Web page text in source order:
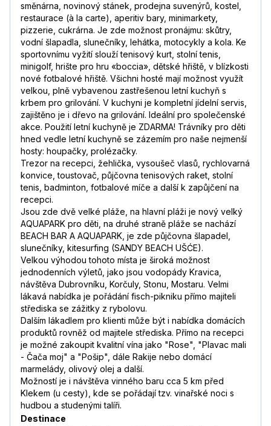
směnárna, novinový stánek, prodejna suvenýrů, kostel,
restaurace (à la carte), aperitiv bary, minimarkety,
pizzerie, cukrárna. Je zde možnost pronájmu: skůtry,
vodní šlapadla, slunečníky, lehátka, motocykly a kola. Ke
sportovnímu vyžití slouží tenisový kurt, stolní tenis,
minigolf, hrište pro hru «boccia», dětské hřiště, v blízkosti
nové fotbalové hřiště. Všichni hosté mají možnost využít
velkou, plně vybavenou zastřešenou letní kuchyň s
krbem pro grilování. V kuchyni je kompletní jídelní servis,
zajištěno je i dřevo na grilování. Ideální pro společenské
akce. Použití letní kuchyně je ZDARMA! Trávníky pro děti
hned vedle letní kuchyně se zázemím pro naše nejmenší
hosty: houpačky, prolézačky.
Trezor na recepci, žehlička, vysoušeč vlasů, rychlovarná
konvice, toustovač, půjčovna tenisových raket, stolní
tenis, badminton, fotbalové míče a další k zapůjčení na
recepci.
Jsou zde dvě velké pláže, na hlavní pláži je nový velký
AQUAPARK pro děti, na druhé straně pláže se nachází
BEACH BAR A AQUAPARK, je zde půjčovna šlapadel,
slunečníky, kitesurfing (SANDY BEACH UŠĆE).
Velkou výhodou tohoto místa je široká možnost
jednodenních výletů, jako jsou vodopády Kravica,
návštěva Dubrovníku, Korčuly, Stonu, Mostaru. Velmi
lákavá nabídka je pořádání fisch-pikniku přímo majiteli
střediska se zážitky z rybolovu.
Dalším lákadlem pro klienti může být i nabídka domácích
produktů rovněž od majitele střediska. Přímo na recepci
je možné zakoupit kvalitní vína jako "Rose", "Plavac mali
- Čača moj" a "Pošip", dále Rakije nebo domácí
marmelády, olivový olej a další.
Možností je i návštěva vinného baru cca 5 km před
Klekem (u cesty), kde se pořádají tzv. vinařské noci s
hudbou a studenými talíři.
Destinace